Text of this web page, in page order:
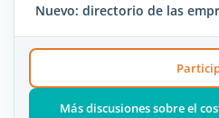
Nuevo: directorio de las
Más discusiones sobre el